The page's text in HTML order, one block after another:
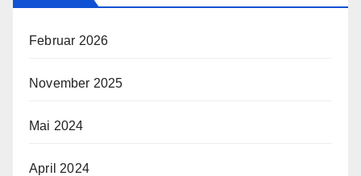
Februar 2026
November 2025
Mai 2024
April 2024